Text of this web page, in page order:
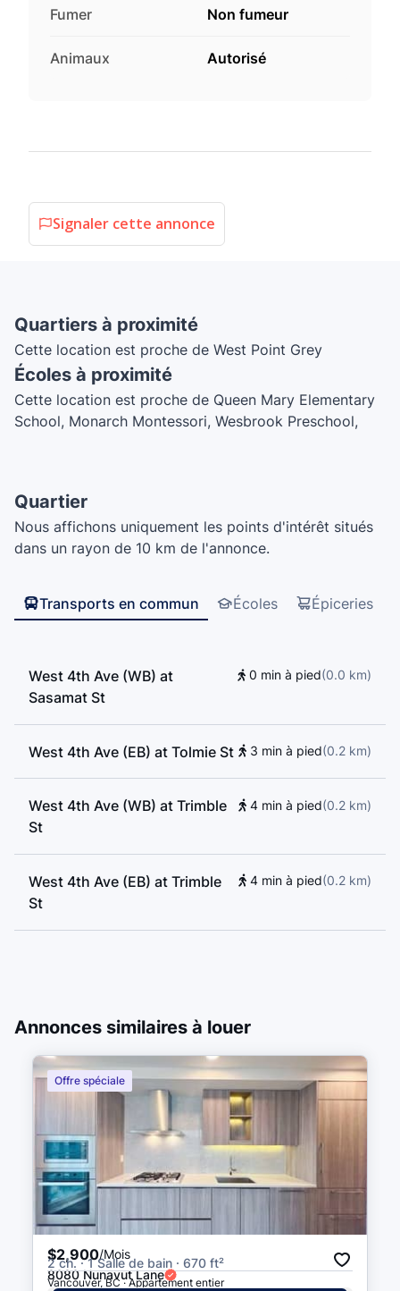
Fumer Non fumeur
Animaux Autorisé
Signaler cette annonce
Quartiers à proximité
Cette location est proche de West Point Grey
Écoles à proximité
Cette location est proche de Queen Mary Elementary
School, Monarch Montessori, Wesbrook Preschool,
Quartier
Nous affichons uniquement les points d'intérêt situés
dans un rayon de 10 km de l'annonce.
Transports en commun Écoles Épiceries
West 4th Ave (WB) at
Sasamat St
0 min à pied(0.0 km)
West 4th Ave (EB) at Tolmie St 3 min à pied(0.2 km)
West 4th Ave (WB) at Trimble
St
4 min à pied(0.2 km)
West 4th Ave (EB) at Trimble
St
4 min à pied(0.2 km)
Annonces similaires à louer
Offre spéciale
$2,900/Mois
2 ch. · 1 Salle de bain · 670 ft²
8080 Nunavut Lane
Vancouver, BC · Appartement entier